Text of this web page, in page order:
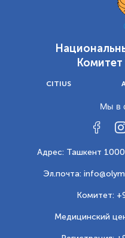
Комитет
CITIUS
Мы в
Адрес: Ташкент
Эл.почта:
Комитет:
Медицинский